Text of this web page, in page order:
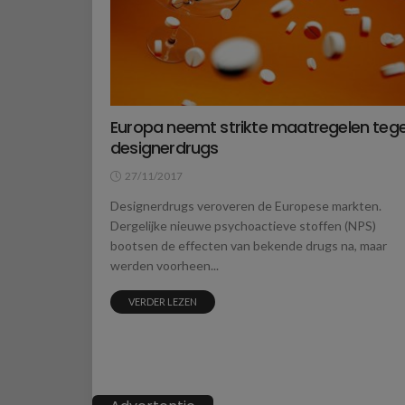
Europa neemt strikte maatregelen
designerdrugs
27/11/2017
Designerdrugs veroveren de Europese markten.
Dergelijke nieuwe psychoactieve stoffen (NPS)
bootsen de effecten van bekende drugs na, maar
werden voorheen...
VERDER LEZEN